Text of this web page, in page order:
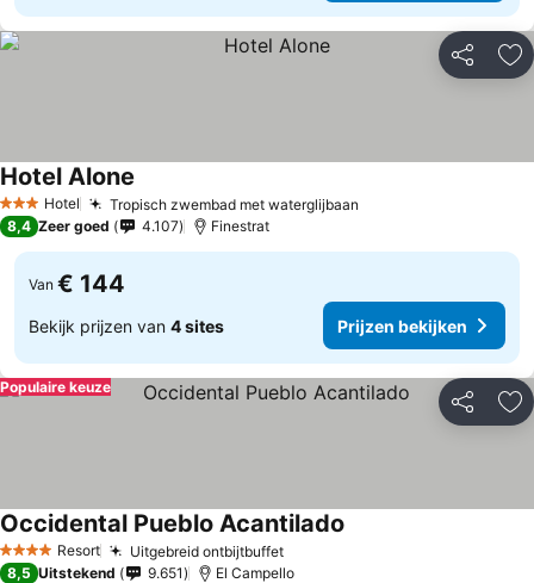
Delen
3 SterrenHotel Tropisch zwembad met waterglijbaan
Hotel Alone
8,4 Zeer goed 4.107 Finestrat
Van € 144
Bekijk prijzen van 4 sites Prijzen bekijken
Delen
Populaire keuze
4 SterrenResort Uitgebreid ontbijtbuffet
Occidental Pueblo Acantilado
8,5 Uitstekend 9.651 El Campello